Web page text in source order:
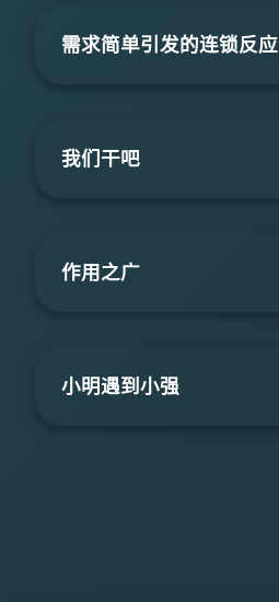
需求简单引发的连锁反应
我们干吧
作用之广
小明遇到小强